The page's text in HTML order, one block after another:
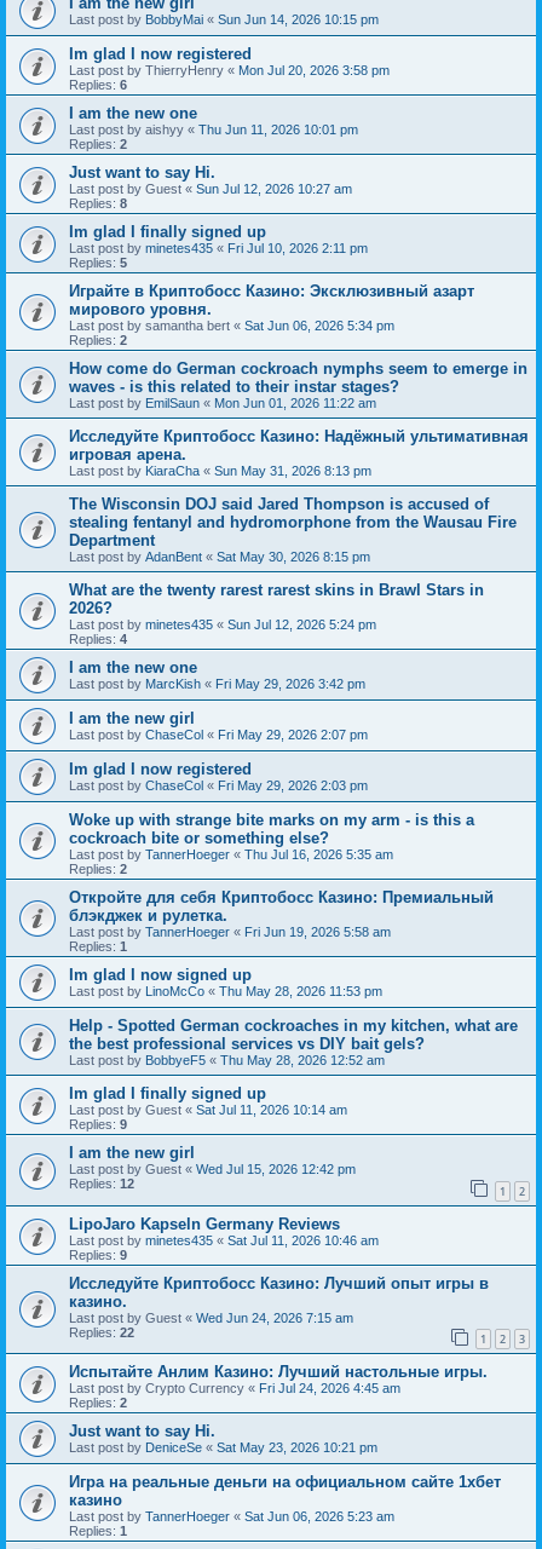
Last post by BobbyMai « Sun Jun 14, 2026 10:15 pm
Im glad I now registered
Last post by ThierryHenry « Mon Jul 20, 2026 3:58 pm
Replies: 6
I am the new one
Last post by aishyy « Thu Jun 11, 2026 10:01 pm
Replies: 2
Just want to say Hi.
Last post by Guest « Sun Jul 12, 2026 10:27 am
Replies: 8
Im glad I finally signed up
Last post by minetes435 « Fri Jul 10, 2026 2:11 pm
Replies: 5
Играйте в Криптобосс Казино: Эксклюзивный азарт
мирового уровня.
Last post by samantha bert « Sat Jun 06, 2026 5:34 pm
Replies: 2
How come do German cockroach nymphs seem to emerge in
waves - is this related to their instar stages?
Last post by EmilSaun « Mon Jun 01, 2026 11:22 am
Исследуйте Криптобосс Казино: Надёжный ультимативная
игровая арена.
Last post by KiaraCha « Sun May 31, 2026 8:13 pm
The Wisconsin DOJ said Jared Thompson is accused of
stealing fentanyl and hydromorphone from the Wausau Fire
Department
Last post by AdanBent « Sat May 30, 2026 8:15 pm
What are the twenty rarest rarest skins in Brawl Stars in
2026?
Last post by minetes435 « Sun Jul 12, 2026 5:24 pm
Replies: 4
I am the new one
Last post by MarcKish « Fri May 29, 2026 3:42 pm
I am the new girl
Last post by ChaseCol « Fri May 29, 2026 2:07 pm
Im glad I now registered
Last post by ChaseCol « Fri May 29, 2026 2:03 pm
Woke up with strange bite marks on my arm - is this a
cockroach bite or something else?
Last post by TannerHoeger « Thu Jul 16, 2026 5:35 am
Replies: 2
Откройте для себя Криптобосс Казино: Премиальный
блэкджек и рулетка.
Last post by TannerHoeger « Fri Jun 19, 2026 5:58 am
Replies: 1
Im glad I now signed up
Last post by LinoMcCo « Thu May 28, 2026 11:53 pm
Help - Spotted German cockroaches in my kitchen, what are
the best professional services vs DIY bait gels?
Last post by BobbyeF5 « Thu May 28, 2026 12:52 am
Im glad I finally signed up
Last post by Guest « Sat Jul 11, 2026 10:14 am
Replies: 9
I am the new girl
Last post by Guest « Wed Jul 15, 2026 12:42 pm
Replies: 12 1 2
LipoJaro Kapseln Germany Reviews
Last post by minetes435 « Sat Jul 11, 2026 10:46 am
Replies: 9
Исследуйте Криптобосс Казино: Лучший опыт игры в
казино.
Last post by Guest « Wed Jun 24, 2026 7:15 am
Replies: 22 1 2 3
Испытайте Анлим Казино: Лучший настольные игры.
Last post by Crypto Currency « Fri Jul 24, 2026 4:45 am
Replies: 2
Just want to say Hi.
Last post by DeniceSe « Sat May 23, 2026 10:21 pm
Игра на реальные деньги на официальном сайте 1хбет
казино
Last post by TannerHoeger « Sat Jun 06, 2026 5:23 am
Replies: 1